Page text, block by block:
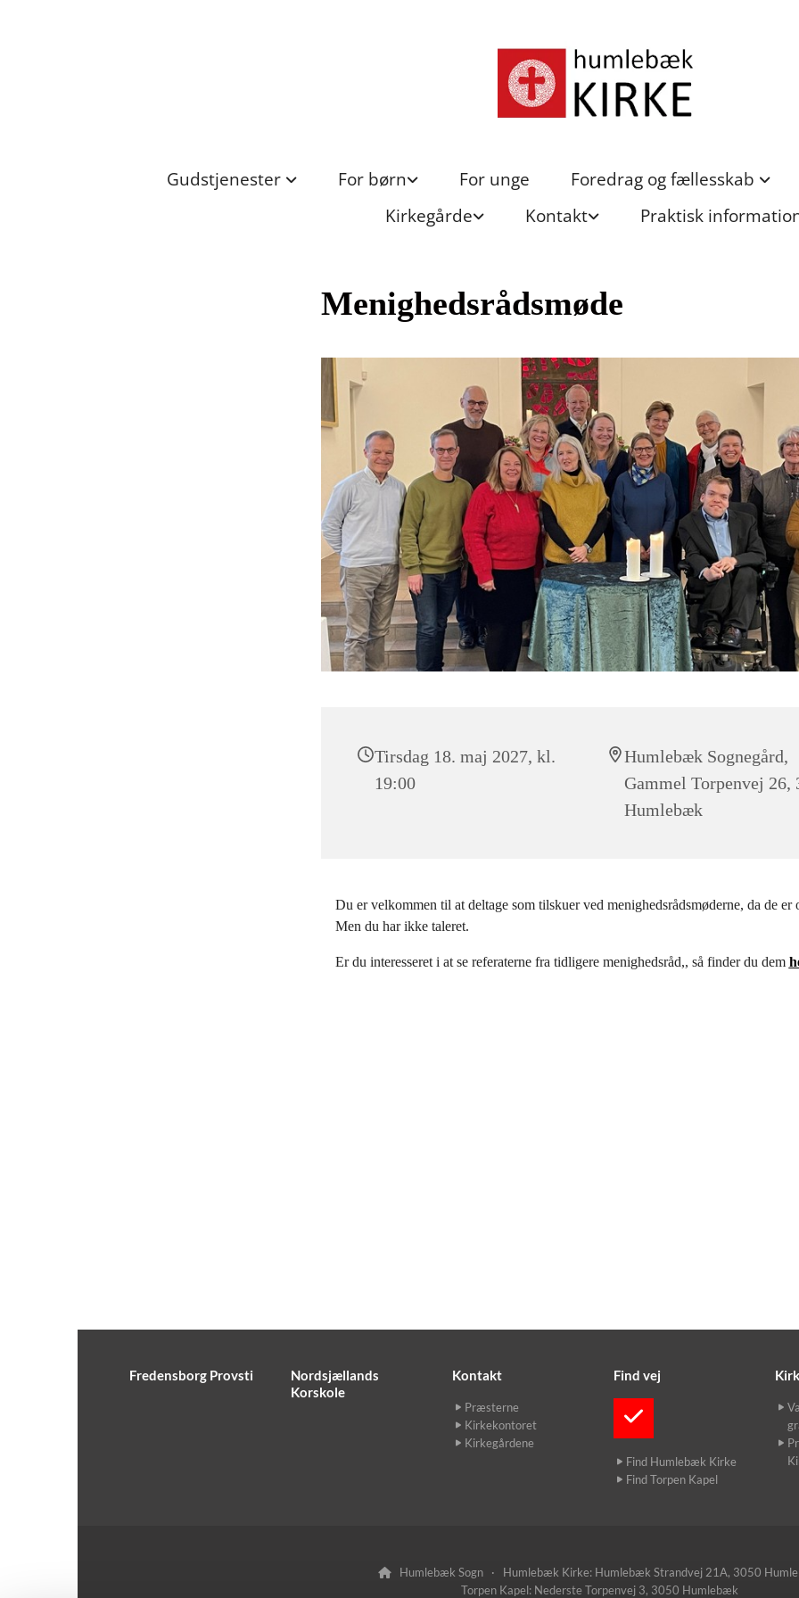
Gudstjenester For børn For unge
Foredrag og fællesskab
Kirkegårde
Kontakt Praktisk
Menighedsrådsmøde
Tirsdag 18. maj 2027, kl.
19:00
Humlebæk Sognegård,
Gammel Torpenvej 26,
Humlebæk
Du er velkommen til at deltage som tilskuer ved menighedsrådsmøderne, da de er
Men du har ikke taleret.
Er du interesseret i at se referaterne fra tidligere menighedsråd,, så finder du dem
Fredensborg Provsti
Nordsjællands
Korskole
Kontakt
Præsterne
Kirkekontoret
Kirkegårdene
Find vej
Find Humlebæk Kirke
Find Torpen Kapel

Humlebæk Sogn · Humlebæk Kirke: Humlebæk Strandvej 21A, 3050
Torpen Kapel: Nederste Torpenvej 3, 3050 Humlebæk